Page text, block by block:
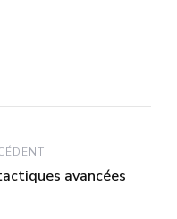
avancées